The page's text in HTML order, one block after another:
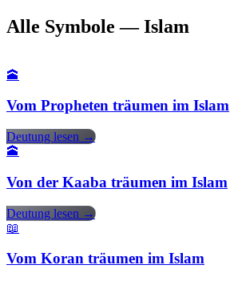
Alle Symbole — Islam
🕋
Vom Propheten träumen im Islam
Deutung lesen →
🕋
Von der Kaaba träumen im Islam
Deutung lesen →
📖
Vom Koran träumen im Islam